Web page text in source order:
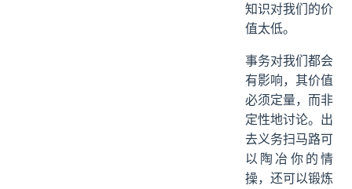
知识对我们的价
值太低。
事务对我们都会
有影响，其价值
必须定量，而非
定性地讨论。出
去义务扫马路可
以陶冶你的情
操，还可以锻炼